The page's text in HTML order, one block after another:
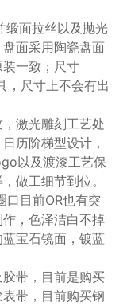
缎面拉丝以及抛光
面采用陶瓷盘面
一致；尺寸
，尺寸上不会有出
激光雕刻工艺处
历阶梯型设计，
以及渡漆工艺保
做工细节到位。
口目前OR也有突
，色泽洁白不掉
宝石镜面，镀蓝
带，目前是购买
带，目前购买钢